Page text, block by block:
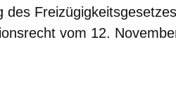
vom 12.